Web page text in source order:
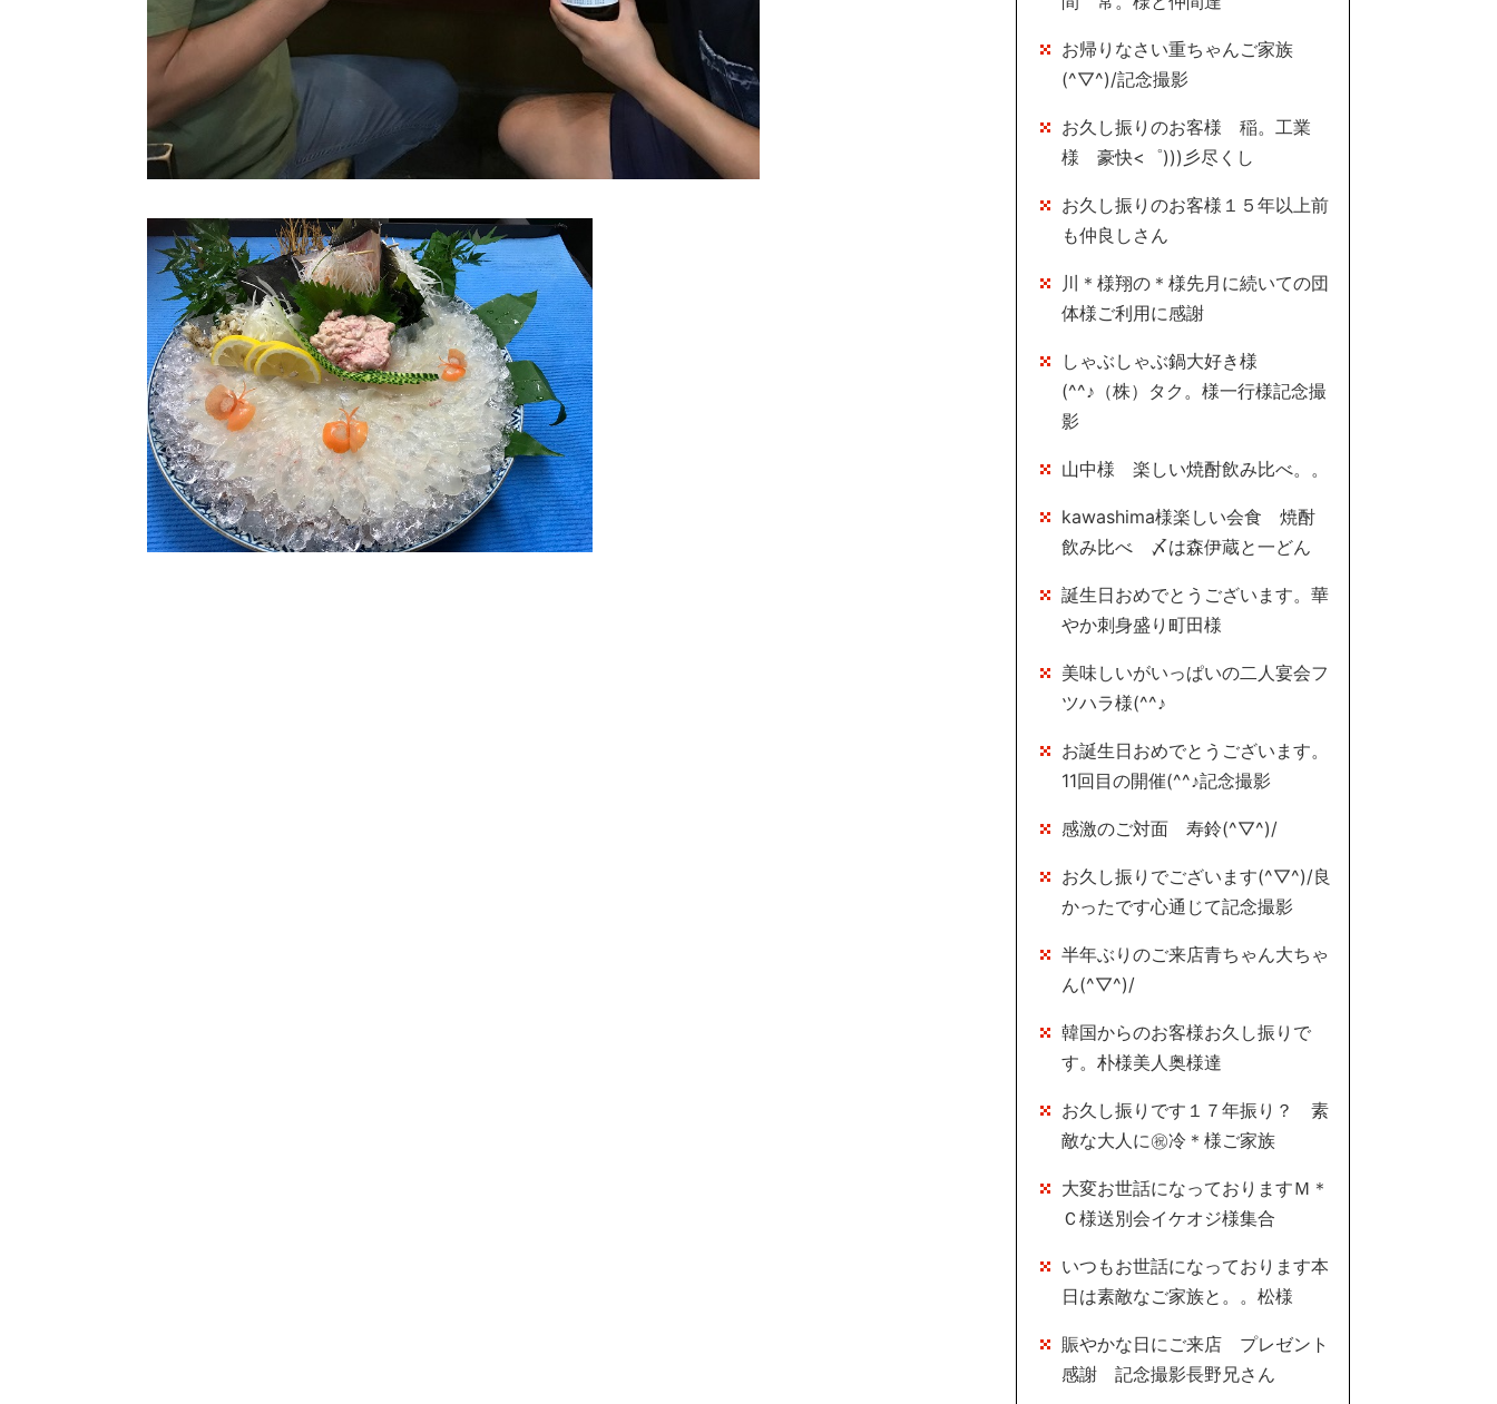
お帰りなさい重ちゃんご家族
(^▽^)/記念撮影
お久し振りのお客様 稲。工業
様 豪快<゜)))彡尽くし
お久し振りのお客様１５年以上前
も仲良しさん
川＊様翔の＊様先月に続いての団
体様ご利用に感謝
しゃぶしゃぶ鍋大好き様
(^^♪（株）タク。様一行様記念撮
影
山中様 楽しい焼酎飲み比べ。。
kawashima様楽しい会食 焼酎
飲み比べ 〆は森伊蔵と一どん
誕生日おめでとうございます。華
やか刺身盛り町田様
美味しいがいっぱいの二人宴会フ
ツハラ様(^^♪
お誕生日おめでとうございます。
11回目の開催(^^♪記念撮影
感激のご対面 寿鈴(^▽^)/
お久し振りでございます(^▽^)/良
かったです心通じて記念撮影
半年ぶりのご来店青ちゃん大ちゃ
ん(^▽^)/
韓国からのお客様お久し振りで
す。朴様美人奥様達
お久し振りです１７年振り？ 素
敵な大人に㊗冷＊様ご家族
大変お世話になっておりますＭ＊
Ｃ様送別会イケオジ様集合
いつもお世話になっております本
日は素敵なご家族と。。松様
賑やかな日にご来店 プレゼント
感謝 記念撮影長野兄さん